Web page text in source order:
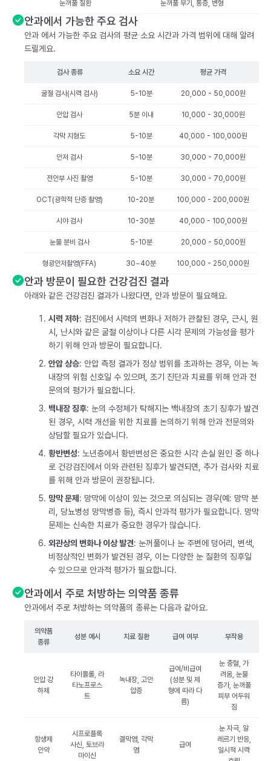
눈꺼풀 질환 눈꺼풀 부기, 통증, 변형
안과에서 가능한 주요 검사
안과 에서 가능한 주요 검사의 평균 소요 시간과 가격 범위에 대해 알려
드릴게요.
검사 종류 소요 시간 평균 가격
굴절 검사(시력 검사) 5-10분 20,000 - 50,000원
안압 검사 5분 이내 10,000 - 30,000원
각막 지형도 5-10분 40,000 - 100,000원
안저 검사 5-10분 30,000 - 70,000원
전안부 사진 촬영 5-10분 30,000 - 70,000원
OCT(광학적 단층 촬영) 10-20분 100,000 - 200,000원
시야 검사 10-30분 40,000 - 100,000원
눈물 분비 검사 5-10분 20,000 - 50,000원
형광안저촬영(FFA) 30~40분 100,000 - 250,000원
안과 방문이 필요한 건강검진 결과
아래와 같은 건강검진 결과가 나왔다면, 안과 방문이 필요해요.
시력 저하: 검진에서 시력의 변화나 저하가 관찰된 경우, 근시, 원
시, 난시와 같은 굴절 이상이나 다른 시각 문제의 가능성을 평가
하기 위해 안과 방문이 필요합니다.
안압 상승: 안압 측정 결과가 정상 범위를 초과하는 경우, 이는 녹
내장의 위험 신호일 수 있으며, 조기 진단과 치료를 위해 안과 전
문의의 평가가 필요합니다.
백내장 징후: 눈의 수정체가 탁해지는 백내장의 초기 징후가 발견
된 경우, 시력 개선을 위한 치료를 논의하기 위해 안과 전문의와
상담할 필요가 있습니다.
황반변성: 노년층에서 황반변성은 중요한 시각 손실 원인 중 하나
로 건강검진에서 이와 관련된 징후가 발견되면, 추가 검사와 치료
를 위해 안과 방문이 권장됩니다.
망막 문제 : 망막에 이상이 있는 것으로 의심되는 경우(예: 망막 분
리, 당뇨병성 망막병증 등), 즉시 안과적 평가가 필요합니다. 망막
문제는 신속한 치료가 중요한 경우가 많습니다.
외관상의 변화나 이상 발견: 눈꺼풀이나 눈 주변에 덩어리, 변색,
비정상적인 변화가 발견된 경우, 이는 다양한 눈 질환의 징후일
수 있으므로 안과적 평가가 필요합니다.
안과에서 주로 처방하는 의약품 종류
안과에서 주로 처방하는 의약품의 종류는 다음과 같아요.
의약품
종류
성분 예시 치료 질환 급여 여부 부작용
안압 강
하제
타이몰롤, 라
타노프로스
트
녹내장, 고안
압증
급여/비급여
(성분 및 제
형에 따라 다
름)
눈 충혈, 가
려움, 눈물
증가, 눈꺼풀
피부 어두워
짐
항생제
안약
시프로플록
사신, 토브라
마이신
결막염, 각막
염
급여
눈 자극, 알
레르기 반응,
일시적 시력